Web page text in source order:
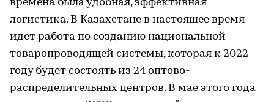
времена была удобная, эффективная
логистика. В Казахстане в настоящее время
идет работа по созданию национальной
товаропроводящей системы, которая к 2022
году будет состоять из 24 оптово-
распределительных центров. В мае этого года